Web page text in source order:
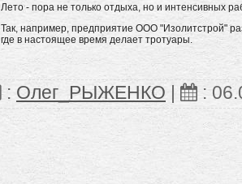
Лето - пора не только отдыха, но и интенсивных
Так, например, предприятие ООО "Изолитстрой"
где в настоящее время делает тротуары.
: Олег_РЫЖЕНКО :